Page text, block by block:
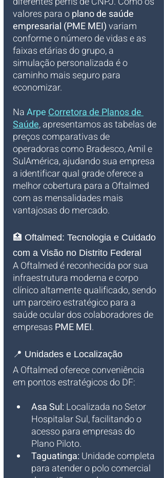
valores para o plano de saúde
empresarial (PME MEI) variam
conforme o número de vidas e as
faixas etárias do grupo, a
simulação personalizada é o
caminho mais seguro para
economizar.
Na Arpe Corretora de Planos de
Saúde, apresentamos as tabelas de
preços comparativas de
operadoras como Bradesco, Amil e
SulAmérica, ajudando sua empresa
a identificar qual grade oferece a
melhor cobertura para a Oftalmed
com as mensalidades mais
vantajosas do mercado.
🏥 Oftalmed: Tecnologia e Cuidado
com a Visão no Distrito Federal
A Oftalmed é reconhecida por sua
infraestrutura moderna e corpo
clínico altamente qualificado, sendo
um parceiro estratégico para a
saúde ocular dos colaboradores de
empresas PME MEI.
📍 Unidades e Localização
A Oftalmed oferece conveniência
em pontos estratégicos do DF:
Asa Sul: Localizada no Setor
Hospitalar Sul, facilitando o
acesso para empresas do
Plano Piloto.
Taguatinga: Unidade completa
para atender o polo comercial